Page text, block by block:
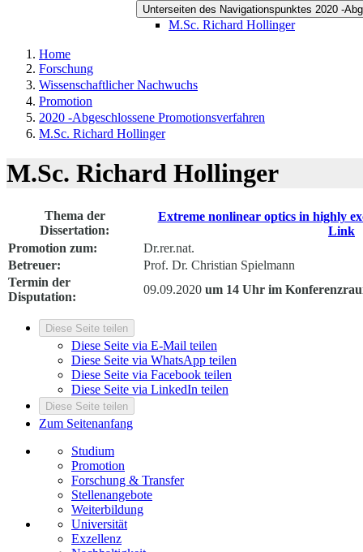
Unterseiten des Navigationspunktes 2020 -
M.Sc. Richard Hollinger
Home
Forschung
Wissenschaftlicher Nachwuchs
Promotion
2020 -Abgeschlossene Promotionsverfahren
M.Sc. Richard Hollinger
M.Sc. Richard Hollinger
Thema der
Dissertation:
Extreme nonlinear optics in highly
Link
Promotion zum:
Dr.rer.nat.
Betreuer:
Prof. Dr. Christian Spielmann
Termin der
Disputation:
09.09.2020 um 14 Uhr im
Diese Seite teilen
Diese Seite via E-Mail teilen
Diese Seite via WhatsApp teilen
Diese Seite via Facebook teilen
Diese Seite via LinkedIn teilen
Diese Seite teilen
Zum Seitenanfang
Studium
Promotion
Forschung & Transfer
Stellenangebote
Weiterbildung
Universität
Exzellenz